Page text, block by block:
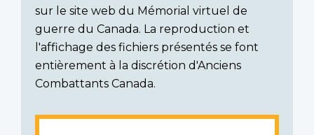
sur le site web du Mémorial virtuel de
guerre du Canada. La reproduction et
l'affichage des fichiers présentés se font
entièrement à la discrétion d'Anciens
Combattants Canada.